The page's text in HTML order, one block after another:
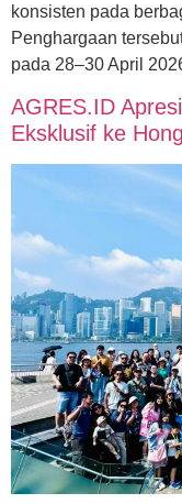
konsisten pada
Penghargaan
pada 28–30 April
AGRES.ID
Eksklusif ke